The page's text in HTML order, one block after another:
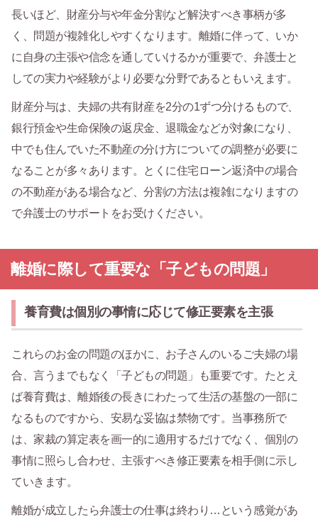
長いほど、財産分与や年金分割など解決すべき事柄が多
く、問題が複雑化しやすくなります。離婚に伴って、いか
に自身の主張や信念を通していけるかが重要で、弁護士と
しての実力や経験がより必要な分野であるともいえます。
財産分与は、夫婦の共有財産を2分の1ずつ分けるもので、
銀行預金や生命保険の返戻金、退職金などが対象になり、
中でも住んでいた不動産の分け方についての調整が必要に
なることが多々あります。とくに住宅ローン返済中の場合
の不動産がある場合など、分割の方法は複雑になりますの
で弁護士のサポートをお受けください。
離婚に際して重要な「子どもの問題」
養育費は個別の事情に応じて修正要素を主張
これらのお金の問題のほかに、お子さんのいるご夫婦の場
合、言うまでもなく「子どもの問題」も重要です。たとえ
ば養育費は、離婚後の長きにわたって生活の基盤の一部に
なるものですから、安易な妥協は禁物です。当事務所で
は、家裁の算定表を画一的に適用するだけでなく、個別の
事情に照らし合わせ、主張すべき修正要素を相手側に示し
ていきます。
離婚が成立したら弁護士の仕事は終わり…という感覚があ